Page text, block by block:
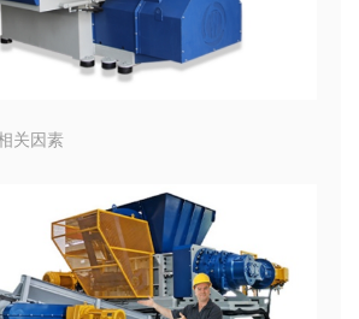
关因素